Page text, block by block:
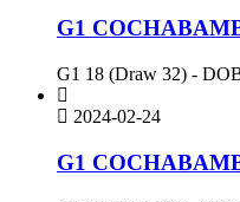
G1
G1 18 (Draw 32) -
2024-02-24
G1